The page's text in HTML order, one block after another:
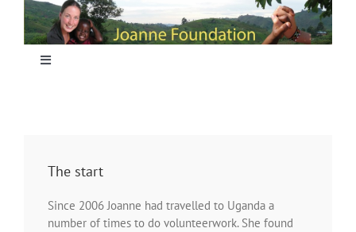
content
Toggle
Projecten
The start
Since 2006 Joanne had travelled to Uganda a
number of times to do volunteerwork. She found